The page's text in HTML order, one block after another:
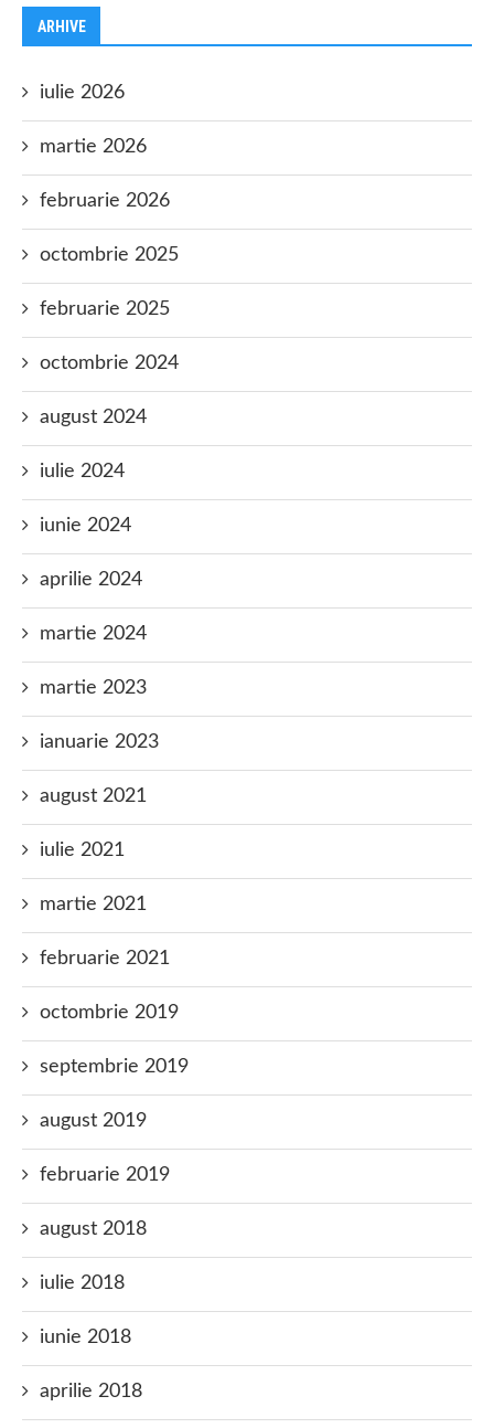
ARHIVE
iulie 2026
martie 2026
februarie 2026
octombrie 2025
februarie 2025
octombrie 2024
august 2024
iulie 2024
iunie 2024
aprilie 2024
martie 2024
martie 2023
ianuarie 2023
august 2021
iulie 2021
martie 2021
februarie 2021
octombrie 2019
septembrie 2019
august 2019
februarie 2019
august 2018
iulie 2018
iunie 2018
aprilie 2018